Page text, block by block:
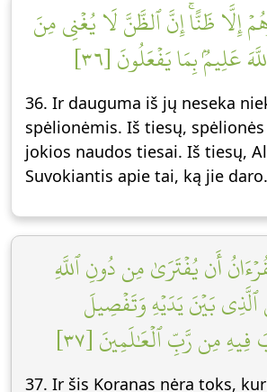
إِلَّا ظَنًّاۚ إِنَّ ٱلظَّنَّ لَا يُغۡنِي مِنَ
عَلِيمُۢ بِمَا يَفۡعَلُونَ [٣٦]
36. Ir dauguma iš jų neseka
spėlionėmis. Iš tiesų,
jokios naudos tiesai. Iš tiesų,
Suvokiantis apie tai, ką jie daro.
أَن يُفۡتَرَىٰ مِن دُونِ ٱللَّهِ
بَيۡنَ يَدَيۡهِ وَتَفۡصِيلَ
مِن رَّبِّ ٱلۡعَٰلَمِينَ [٣٧]
37. Ir šis Koranas nėra toks,